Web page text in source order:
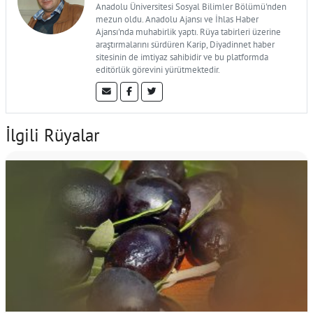
Anadolu Üniversitesi Sosyal Bilimler Bölümü'nden
mezun oldu. Anadolu Ajansı ve İhlas Haber
Ajansı'nda muhabirlik yaptı. Rüya tabirleri üzerine
araştırmalarını sürdüren Karip, Diyadinnet haber
sitesinin de imtiyaz sahibidir ve bu platformda
editörlük görevini yürütmektedir.
İlgili Rüyalar